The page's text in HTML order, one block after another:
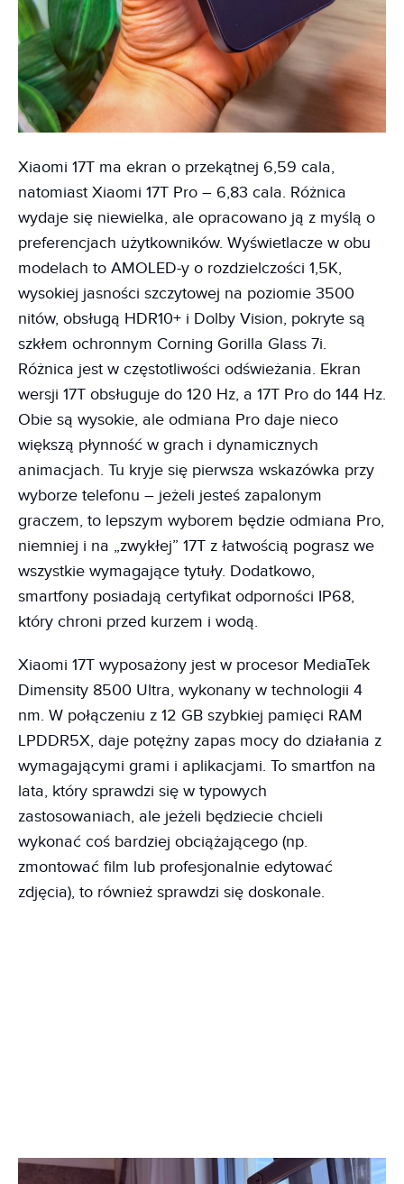
Xiaomi 17T ma ekran o przekątnej 6,59 cala,
natomiast Xiaomi 17T Pro – 6,83 cala. Różnica
wydaje się niewielka, ale opracowano ją z myślą o
preferencjach użytkowników. Wyświetlacze w obu
modelach to AMOLED-y o rozdzielczości 1,5K,
wysokiej jasności szczytowej na poziomie 3500
nitów, obsługą HDR10+ i Dolby Vision, pokryte są
szkłem ochronnym Corning Gorilla Glass 7i.
Różnica jest w częstotliwości odświeżania. Ekran
wersji 17T obsługuje do 120 Hz, a 17T Pro do 144 Hz.
Obie są wysokie, ale odmiana Pro daje nieco
większą płynność w grach i dynamicznych
animacjach. Tu kryje się pierwsza wskazówka przy
wyborze telefonu – jeżeli jesteś zapalonym
graczem, to lepszym wyborem będzie odmiana Pro,
niemniej i na „zwykłej” 17T z łatwością pograsz we
wszystkie wymagające tytuły. Dodatkowo,
smartfony posiadają certyfikat odporności IP68,
który chroni przed kurzem i wodą.
Xiaomi 17T wyposażony jest w procesor MediaTek
Dimensity 8500 Ultra, wykonany w technologii 4
nm. W połączeniu z 12 GB szybkiej pamięci RAM
LPDDR5X, daje potężny zapas mocy do działania z
wymagającymi grami i aplikacjami. To smartfon na
lata, który sprawdzi się w typowych
zastosowaniach, ale jeżeli będziecie chcieli
wykonać coś bardziej obciążającego (np.
zmontować film lub profesjonalnie edytować
zdjęcia), to również sprawdzi się doskonale.